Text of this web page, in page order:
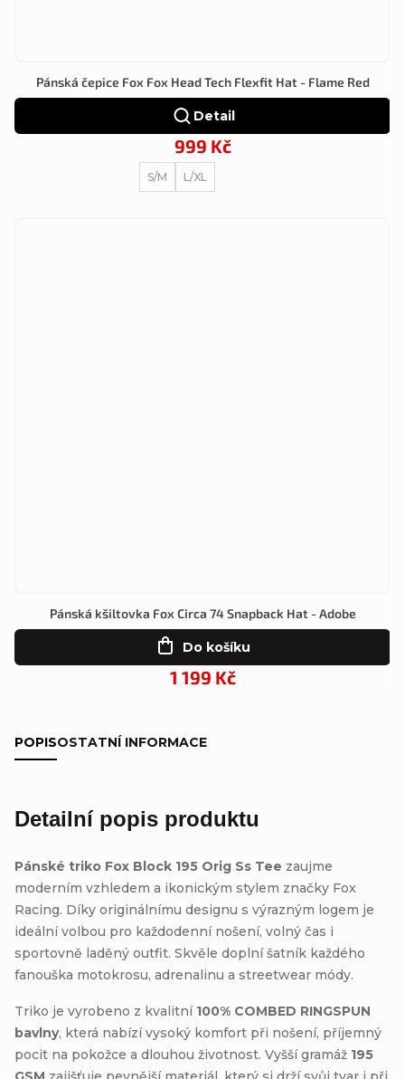
Pánská čepice Fox Fox Head Tech Flexfit Hat - Flame Red
999 Kč
Detail
S/M L/XL
Pánská kšiltovka Fox Circa 74 Snapback Hat - Adobe
1 199 Kč
Do košíku
POPISOSTATNÍ INFORMACE
Detailní popis produktu
Pánské triko Fox Block 195 Orig Ss Tee zaujme
moderním vzhledem a ikonickým stylem značky Fox
Racing. Díky originálnímu designu s výrazným logem je
ideální volbou pro každodenní nošení, volný čas i
sportovně laděný outfit. Skvěle doplní šatník každého
fanouška motokrosu, adrenalinu a streetwear módy.
Triko je vyrobeno z kvalitní 100% COMBED RINGSPUN
bavlny, která nabízí vysoký komfort při nošení, příjemný
pocit na pokožce a dlouhou životnost. Vyšší gramáž 195